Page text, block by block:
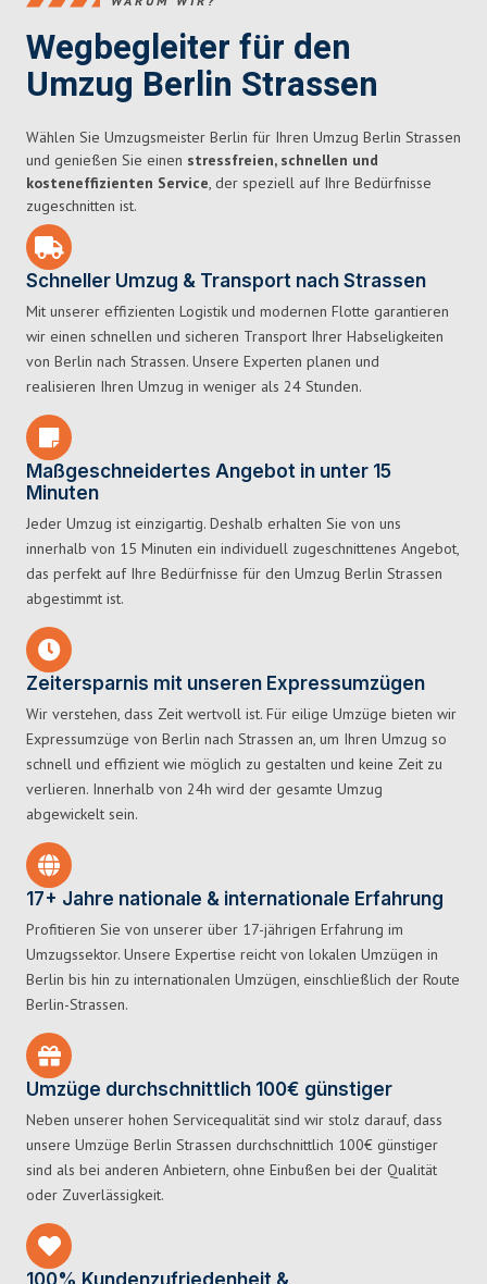
Wegbegleiter für den
Umzug Berlin Strassen
Wählen Sie Umzugsmeister Berlin für Ihren Umzug Berlin Strassen
und genießen Sie einen stressfreien, schnellen und
kosteneffizienten Service, der speziell auf Ihre Bedürfnisse
zugeschnitten ist.
Schneller Umzug & Transport nach Strassen
Mit unserer effizienten Logistik und modernen Flotte garantieren
wir einen schnellen und sicheren Transport Ihrer Habseligkeiten
von Berlin nach Strassen. Unsere Experten planen und
realisieren Ihren Umzug in weniger als 24 Stunden.
Maßgeschneidertes Angebot in unter 15
Minuten
Jeder Umzug ist einzigartig. Deshalb erhalten Sie von uns
innerhalb von 15 Minuten ein individuell zugeschnittenes Angebot,
das perfekt auf Ihre Bedürfnisse für den Umzug Berlin Strassen
abgestimmt ist.
Zeitersparnis mit unseren Expressumzügen
Wir verstehen, dass Zeit wertvoll ist. Für eilige Umzüge bieten wir
Expressumzüge von Berlin nach Strassen an, um Ihren Umzug so
schnell und effizient wie möglich zu gestalten und keine Zeit zu
verlieren. Innerhalb von 24h wird der gesamte Umzug
abgewickelt sein.
17+ Jahre nationale & internationale Erfahrung
Profitieren Sie von unserer über 17-jährigen Erfahrung im
Umzugssektor. Unsere Expertise reicht von lokalen Umzügen in
Berlin bis hin zu internationalen Umzügen, einschließlich der Route
Berlin-Strassen.
Umzüge durchschnittlich 100€ günstiger
Neben unserer hohen Servicequalität sind wir stolz darauf, dass
unsere Umzüge Berlin Strassen durchschnittlich 100€ günstiger
sind als bei anderen Anbietern, ohne Einbußen bei der Qualität
oder Zuverlässigkeit.